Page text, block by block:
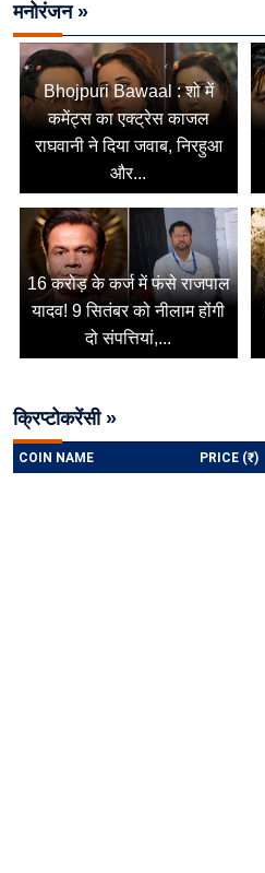
मनोरंजन »
Bhojpuri Bawaal : शो में
कमेंट्स का एक्ट्रेस काजल
राघवानी ने दिया जवाब, निरहुआ
और...
16 करोड़ के कर्ज में फंसे राजपाल
यादव! 9 सितंबर को नीलाम होंगी
दो संपत्तियां,...
क्रिप्टोकरेंसी »